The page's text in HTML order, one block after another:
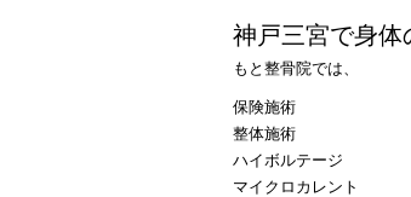
神戸三宮で身体
もと整骨院では、
保険施術
整体施術
ハイボルテージ
マイクロカレント